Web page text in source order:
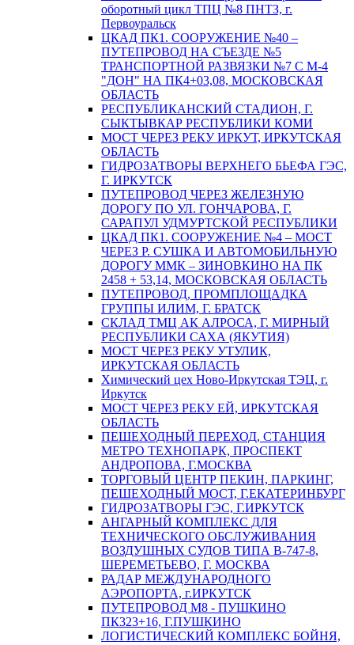
оборотный цикл ТПЦ №8 ПНТЗ, г.
Первоуральск
ЦКАД ПК1. СООРУЖЕНИЕ №40 –
ПУТЕПРОВОД НА СЪЕЗДЕ №5
ТРАНСПОРТНОЙ РАЗВЯЗКИ №7 С М-4
"ДОН" НА ПК4+03,08, МОСКОВСКАЯ
ОБЛАСТЬ
РЕСПУБЛИКАНСКИЙ СТАДИОН, Г.
СЫКТЫВКАР РЕСПУБЛИКИ КОМИ
МОСТ ЧЕРЕЗ РЕКУ ИРКУТ, ИРКУТСКАЯ
ОБЛАСТЬ
ГИДРОЗАТВОРЫ ВЕРХНЕГО БЬЕФА ГЭС,
Г. ИРКУТСК
ПУТЕПРОВОД ЧЕРЕЗ ЖЕЛЕЗНУЮ
ДОРОГУ ПО УЛ. ГОНЧАРОВА, Г.
САРАПУЛ УДМУРТСКОЙ РЕСПУБЛИКИ
ЦКАД ПК1. СООРУЖЕНИЕ №4 – МОСТ
ЧЕРЕЗ Р. СУШКА И АВТОМОБИЛЬНУЮ
ДОРОГУ ММК – ЗИНОВКИНО НА ПК
2458 + 53,14, МОСКОВСКАЯ ОБЛАСТЬ
ПУТЕПРОВОД, ПРОМПЛОЩАДКА
ГРУППЫ ИЛИМ, Г. БРАТСК
СКЛАД ТМЦ АК АЛРОСА, Г. МИРНЫЙ
РЕСПУБЛИКИ САХА (ЯКУТИЯ)
МОСТ ЧЕРЕЗ РЕКУ УТУЛИК,
ИРКУТСКАЯ ОБЛАСТЬ
Химический цех Ново-Иркутская ТЭЦ, г.
Иркутск
МОСТ ЧЕРЕЗ РЕКУ ЕЙ, ИРКУТСКАЯ
ОБЛАСТЬ
ПЕШЕХОДНЫЙ ПЕРЕХОД, СТАНЦИЯ
МЕТРО ТЕХНОПАРК, ПРОСПЕКТ
АНДРОПОВА, Г.МОСКВА
ТОРГОВЫЙ ЦЕНТР ПЕКИН, ПАРКИНГ,
ПЕШЕХОДНЫЙ МОСТ, Г.ЕКАТЕРИНБУРГ
ГИДРОЗАТВОРЫ ГЭС, Г.ИРКУТСК
АНГАРНЫЙ КОМПЛЕКС ДЛЯ
ТЕХНИЧЕСКОГО ОБСЛУЖИВАНИЯ
ВОЗДУШНЫХ СУДОВ ТИПА В-747-8,
ШЕРЕМЕТЬЕВО, Г. МОСКВА
РАДАР МЕЖДУНАРОДНОГО
АЭРОПОРТА, г.ИРКУТСК
ПУТЕПРОВОД М8 - ПУШКИНО
ПК323+16, Г.ПУШКИНО
ЛОГИСТИЧЕСКИЙ КОМПЛЕКС БОЙНЯ,